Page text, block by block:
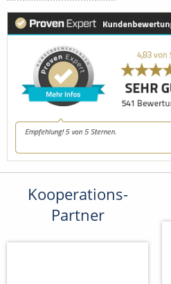
Kooperations-
Partner